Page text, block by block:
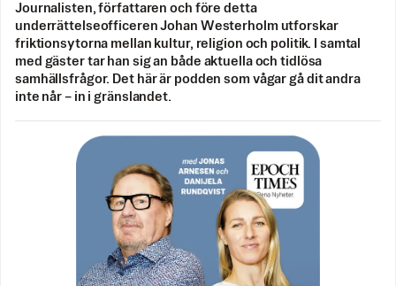
Journalisten, författaren och före detta
underrättelseofficeren Johan Westerholm utforskar
friktionsytorna mellan kultur, religion och politik. I samtal
med gäster tar han sig an både aktuella och tidlösa
samhällsfrågor. Det här är podden som vågar gå dit andra
inte når – in i gränslandet.